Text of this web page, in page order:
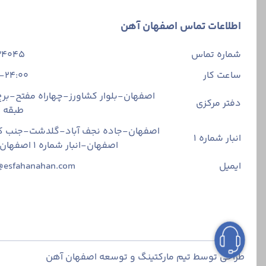
در قیمت
با توجه
مناسب
تغییرات قیمت
اطلاعات تماس اصفهان آهن
شماره تماس
ساعت کار
24:00
دفتر مرکزی
اصفهان-بلوار کشاورز-چهاراه مفتح-
انبار شماره 1
اصفهان-جاده نجف آباد-گلدشت-جنب
اصفهان-انبار شماره ۱ اصفهان آهن
ایمیل
طراحی توسط تیم مارکتینگ و توسعه اصفهان آهن